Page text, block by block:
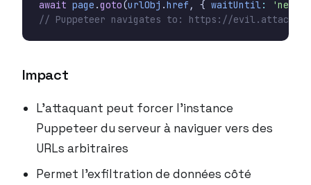
await page .goto(urlObj .href , { waitUntil:
Impact
L’attaquant peut forcer l’instance
Puppeteer du serveur à naviguer vers des
URLs arbitraires
Permet l’exfiltration de données côté